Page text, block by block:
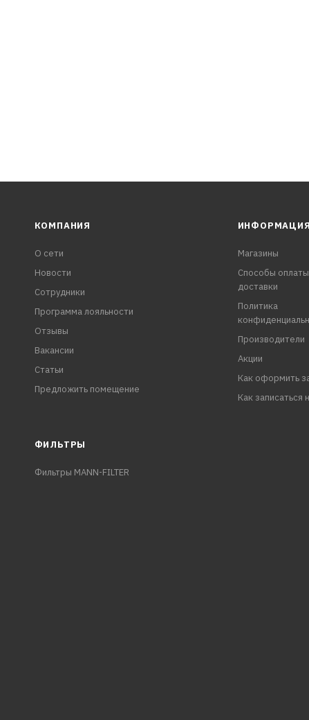
КОМПАНИЯ
О сети
Новости
Сотрудники
Программа лояльности
Отзывы
Вакансии
Статьи
Предложить помещение
ИНФОРМАЦИЯ
Магазины
Способы
доставки
Политика
Производители
Акции
Как оформить
Как записаться
ФИЛЬТРЫ
Фильтры MANN-FILTER